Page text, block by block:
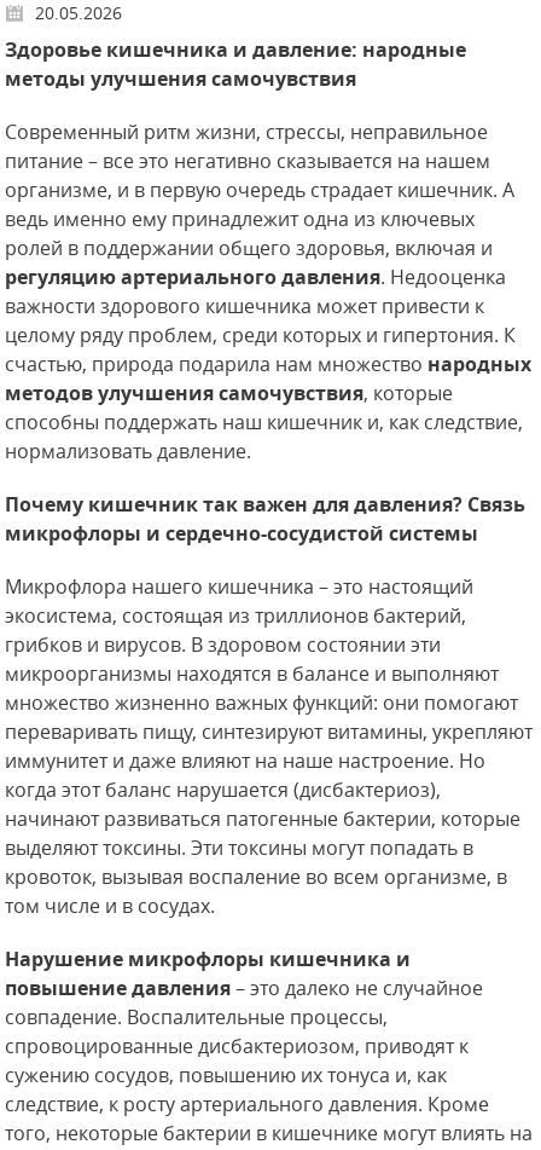
20.05.2026
Здоровье кишечника и давление: народные
методы улучшения самочувствия
Современный ритм жизни, стрессы, неправильное
питание – все это негативно сказывается на нашем
организме, и в первую очередь страдает кишечник. А
ведь именно ему принадлежит одна из ключевых
ролей в поддержании общего здоровья, включая и
регуляцию артериального давления. Недооценка
важности здорового кишечника может привести к
целому ряду проблем, среди которых и гипертония. К
счастью, природа подарила нам множество народных
методов улучшения самочувствия, которые
способны поддержать наш кишечник и, как следствие,
нормализовать давление.
Почему кишечник так важен для давления? Связь
микрофлоры и сердечно-сосудистой системы
Микрофлора нашего кишечника – это настоящий
экосистема, состоящая из триллионов бактерий,
грибков и вирусов. В здоровом состоянии эти
микроорганизмы находятся в балансе и выполняют
множество жизненно важных функций: они помогают
переваривать пищу, синтезируют витамины, укрепляют
иммунитет и даже влияют на наше настроение. Но
когда этот баланс нарушается (дисбактериоз),
начинают развиваться патогенные бактерии, которые
выделяют токсины. Эти токсины могут попадать в
кровоток, вызывая воспаление во всем организме, в
том числе и в сосудах.
Нарушение микрофлоры кишечника и
повышение давления– это далеко не случайное
совпадение. Воспалительные процессы,
спровоцированные дисбактериозом, приводят к
сужению сосудов, повышению их тонуса и, как
следствие, к росту артериального давления. Кроме
того, некоторые бактерии в кишечнике могут влиять на